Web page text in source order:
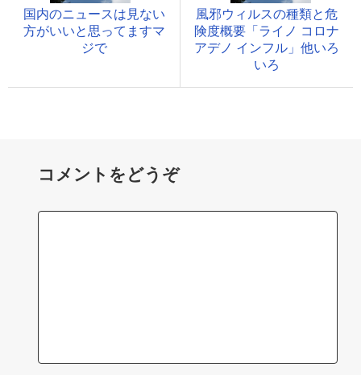
国内のニュースは見ない
方がいいと思ってますマ
ジで
風邪ウィルスの種類と危
険度概要「ライノ コロナ
アデノ インフル」他いろ
いろ
コメントをどうぞ